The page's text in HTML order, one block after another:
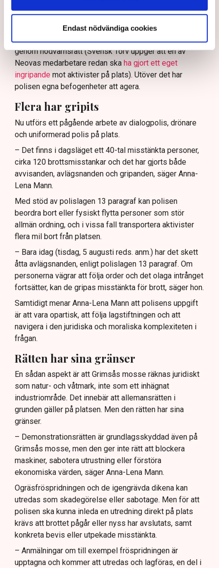
Endast nödvändiga cookies
kommunikationsavdelningen i region Väst, har
verksamhetsutövaren, eller dennes ordningsvakter, rätt
att be personer lämna platsen och skydda sin egendom
genom nödvärnsrätt (Svensk Torv uppger att en av
Neovas medarbetare redan ska ha gjort ett eget
ingripande mot aktivister på plats). Utöver det har
polisen egna befogenheter att agera.
Flera har gripits
Nu utförs ett pågående arbete av dialogpolis, drönare
och uniformerad polis på plats.
– Det finns i dagsläget ett 40-tal misstänkta personer,
cirka 120 brottsmisstankar och det har gjorts både
avvisanden, avlägsnanden och gripanden, säger Anna-
Lena Mann.
Med stöd av polislagen 13 paragraf kan polisen
beordra bort eller fysiskt flytta personer som stör
allmän ordning, och i vissa fall transportera aktivister
flera mil bort från platsen.
– Bara idag (tisdag, 5 augusti reds. anm.) har det skett
åtta avlägsnanden, enligt polislagen 13 paragraf. Om
personerna vägrar att följa order och det olaga intrånget
fortsätter, kan de gripas misstänkta för brott, säger hon.
Samtidigt menar Anna-Lena Mann att polisens uppgift
är att vara opartisk, att följa lagstiftningen och att
navigera i den juridiska och moraliska komplexiteten i
frågan.
Rätten har sina gränser
En sådan aspekt är att Grimsås mosse räknas juridiskt
som natur- och våtmark, inte som ett inhägnat
industriområde. Det innebär att allemansrätten i
grunden gäller på platsen. Men den rätten har sina
gränser.
– Demonstrationsrätten är grundlagsskyddad även på
Grimsås mosse, men den ger inte rätt att blockera
maskiner, sabotera utrustning eller förstöra
ekonomiska värden, säger Anna-Lena Mann.
Ogräsfröspridningen och de igengrävda dikena kan
utredas som skadegörelse eller sabotage. Men för att
polisen ska kunna inleda en utredning direkt på plats
krävs att brottet pågår eller nyss har avslutats, samt
konkreta bevis eller utpekade misstänkta.
– Anmälningar om till exempel fröspridningen är
upptagna och kommer att utredas och lagföras, en del i